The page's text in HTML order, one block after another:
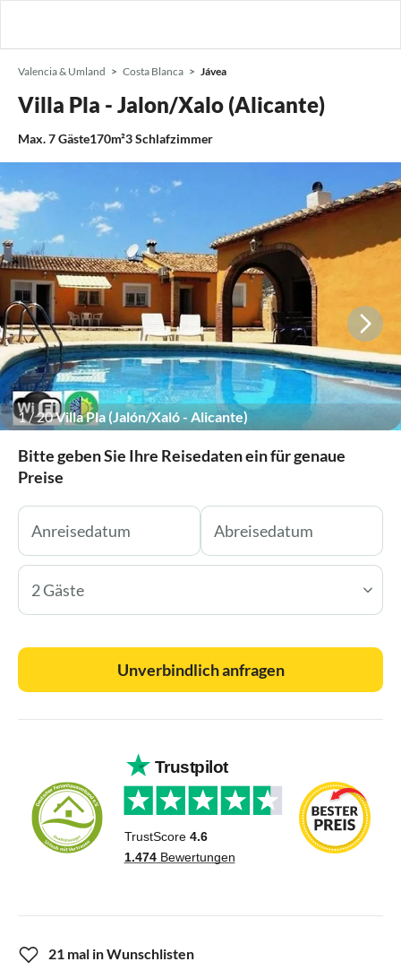
Valencia & Umland Costa Blanca Jávea
Villa Pla - Jalon/Xalo (Alicante)
Max.7Gäste170m²3Schlafzimmer
1/20Villa Pla (Jalón/Xaló - Alicante)
Bitte geben Sie Ihre Reisedaten ein für genaue
Preise
2 Gäste
Unverbindlich anfragen
21 mal in Wunschlisten